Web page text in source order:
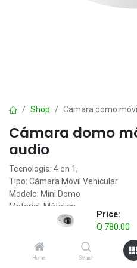
Price:
Q 780.00
Home Search
Shop Cámara domo
Cámara domo
audio
Tecnología: 4 en 1,
Tipo: Cámara Móvil Vehicular
Modelo: Mini Domo
Material: Métalica
Resolución: 1080p
Distancia Focal: 3.6mm
Características: DWDR,